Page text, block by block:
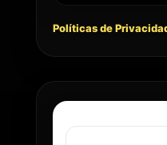
Políticas de